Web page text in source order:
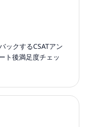
ックするCSATアン
ト後満足度チェッ